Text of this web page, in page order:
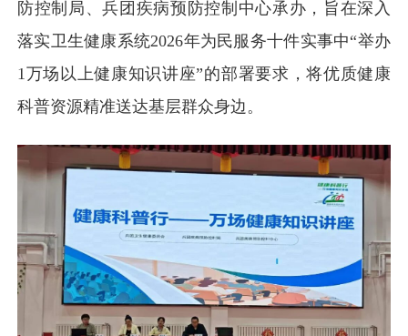
防控制局、兵团疾病预防控制中心承办，旨在深入
落实卫生健康系统2026年为民服务十件实事中“举办
1万场以上健康知识讲座”的部署要求，将优质健康
科普资源精准送达基层群众身边。